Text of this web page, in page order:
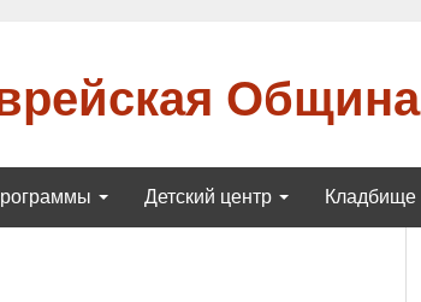
Община
Детский центр Кладбище